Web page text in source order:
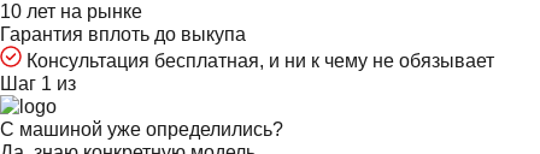
10 лет на рынке
Гарантия вплоть до выкупа
Консультация бесплатная, и ни к чему не обязывает
Шаг 1 из
С машиной уже определились?